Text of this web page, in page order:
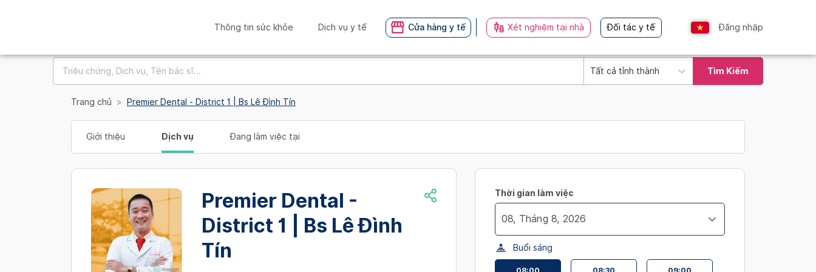
Thông tin sức khỏe Dịch vụ y tế Cửa hàng y tế Xét nghiệm tại nhà Đối tác y tế Đăng nhập
Tất cả tỉnh thành Tìm Kiếm
Trang chủ Premier Dental - District 1 | Bs Lê Đình Tín
Giới thiệu Dịch vụ Đang làm việc tại
Premier Dental -
District 1 | Bs Lê Đình
Tín
Thời gian làm việc
Navigate
forward
Buổi sáng